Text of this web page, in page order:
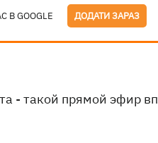
В GOOGLE ДОДАТИ ЗАРАЗ
- такой прямой эфир